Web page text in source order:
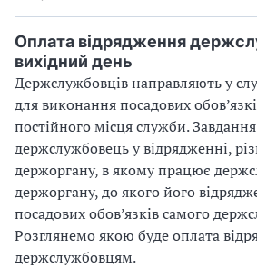
Оплата відрядження
вихідний день
Держслужбовців направляють у
для виконання посадових
постійного місця служби.
держслужбовець у відрядженні,
держоргану, в якому працює
держоргану, до якого його
посадових обов’язків самого
Розглянемо якою буде оплата
держслужбовцям.